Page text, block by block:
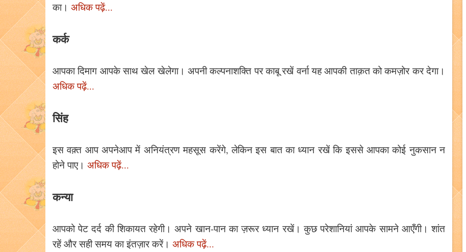
का। अधिक पढ़ें...
कर्क
आपका दिमाग आपके साथ खेल खेलेगा। अपनी कल्पनाशक्ति पर काबू रखें वर्ना यह आपकी ताक़त को कमज़ोर कर देगा।
अधिक पढ़ें...
सिंह
इस वक़्त आप अपनेआप में अनियंत्रण महसूस करेंगे, लेकिन इस बात का ध्यान रखें कि इससे आपका कोई नुकसान न
होने पाए। अधिक पढ़ें...
कन्या
आपको पेट दर्द की शिकायत रहेगी। अपने खान-पान का ज़रूर ध्यान रखें। कुछ परेशानियां आपके सामने आएँगी। शांत
रहें और सही समय का इंतज़ार करें। अधिक पढ़ें...